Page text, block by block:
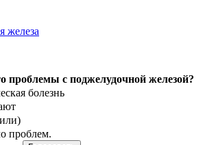
железа
проблемы с поджелудочной железой?
болезнь
проблем.